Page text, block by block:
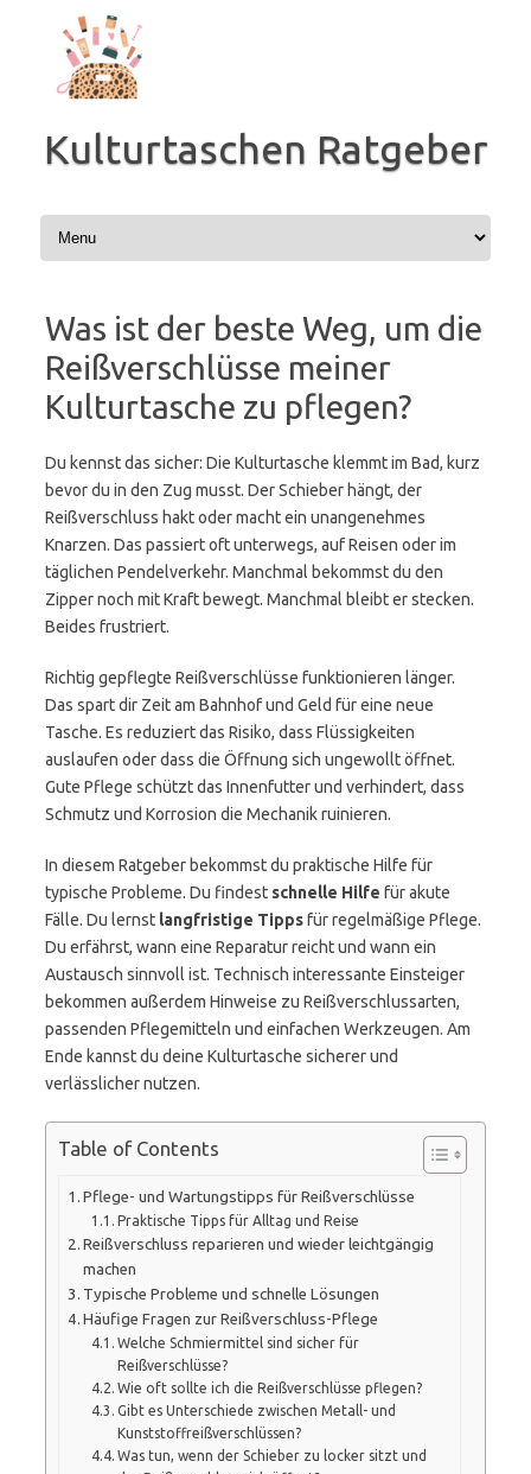
springen
Kulturtaschen Ratgeber
Was ist der beste Weg, um die
Reißverschlüsse meiner
Kulturtasche zu pflegen?
Du kennst das sicher: Die Kulturtasche klemmt im Bad, kurz
bevor du in den Zug musst. Der Schieber hängt, der
Reißverschluss hakt oder macht ein unangenehmes
Knarzen. Das passiert oft unterwegs, auf Reisen oder im
täglichen Pendelverkehr. Manchmal bekommst du den
Zipper noch mit Kraft bewegt. Manchmal bleibt er stecken.
Beides frustriert.
Richtig gepflegte Reißverschlüsse funktionieren länger.
Das spart dir Zeit am Bahnhof und Geld für eine neue
Tasche. Es reduziert das Risiko, dass Flüssigkeiten
auslaufen oder dass die Öffnung sich ungewollt öffnet.
Gute Pflege schützt das Innenfutter und verhindert, dass
Schmutz und Korrosion die Mechanik ruinieren.
In diesem Ratgeber bekommst du praktische Hilfe für
typische Probleme. Du findest schnelle Hilfe für akute
Fälle. Du lernst langfristige Tippsfür regelmäßige Pflege.
Du erfährst, wann eine Reparatur reicht und wann ein
Austausch sinnvoll ist. Technisch interessante Einsteiger
bekommen außerdem Hinweise zu Reißverschlussarten,
passenden Pflegemitteln und einfachen Werkzeugen. Am
Ende kannst du deine Kulturtasche sicherer und
verlässlicher nutzen.
Table of Contents
Pflege- und Wartungstipps für Reißverschlüsse
Praktische Tipps für Alltag und Reise
Reißverschluss reparieren und wieder leichtgängig
machen
Typische Probleme und schnelle Lösungen
Häufige Fragen zur Reißverschluss-Pflege
Welche Schmiermittel sind sicher für
Reißverschlüsse?
Wie oft sollte ich die Reißverschlüsse pflegen?
Gibt es Unterschiede zwischen Metall- und
Kunststoffreißverschlüssen?
Was tun, wenn der Schieber zu locker sitzt und